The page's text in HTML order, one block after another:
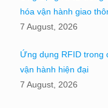
hóa vận hành giao
7 August, 2026
Ứng dụng RFID trong
vận hành hiện đại
7 August, 2026